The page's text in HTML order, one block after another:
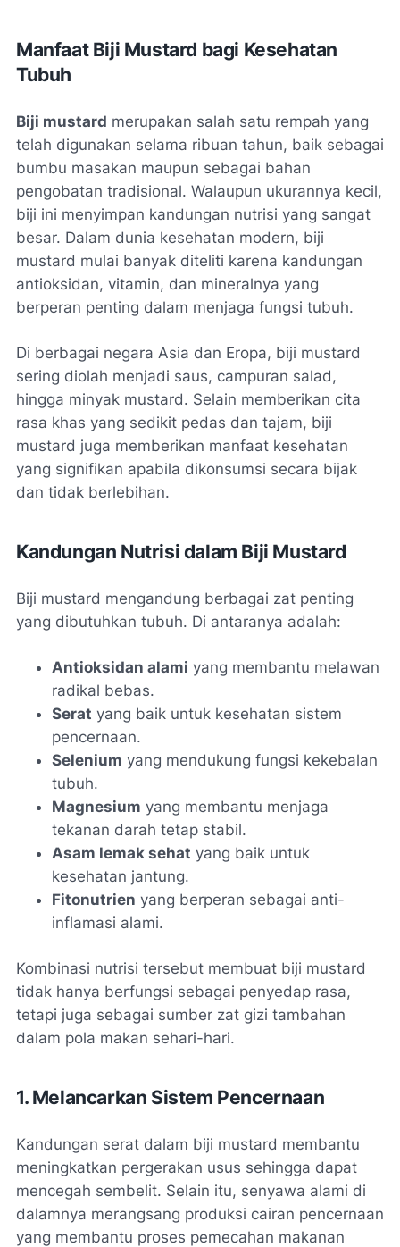
Manfaat Biji Mustard bagi Kesehatan
Tubuh
Biji mustard merupakan salah satu rempah yang
telah digunakan selama ribuan tahun, baik sebagai
bumbu masakan maupun sebagai bahan
pengobatan tradisional. Walaupun ukurannya kecil,
biji ini menyimpan kandungan nutrisi yang sangat
besar. Dalam dunia kesehatan modern, biji
mustard mulai banyak diteliti karena kandungan
antioksidan, vitamin, dan mineralnya yang
berperan penting dalam menjaga fungsi tubuh.
Di berbagai negara Asia dan Eropa, biji mustard
sering diolah menjadi saus, campuran salad,
hingga minyak mustard. Selain memberikan cita
rasa khas yang sedikit pedas dan tajam, biji
mustard juga memberikan manfaat kesehatan
yang signifikan apabila dikonsumsi secara bijak
dan tidak berlebihan.
Kandungan Nutrisi dalam Biji Mustard
Biji mustard mengandung berbagai zat penting
yang dibutuhkan tubuh. Di antaranya adalah:
Antioksidan alami yang membantu melawan
radikal bebas.
Serat yang baik untuk kesehatan sistem
pencernaan.
Selenium yang mendukung fungsi kekebalan
tubuh.
Magnesium yang membantu menjaga
tekanan darah tetap stabil.
Asam lemak sehat yang baik untuk
kesehatan jantung.
Fitonutrien yang berperan sebagai anti-
inflamasi alami.
Kombinasi nutrisi tersebut membuat biji mustard
tidak hanya berfungsi sebagai penyedap rasa,
tetapi juga sebagai sumber zat gizi tambahan
dalam pola makan sehari-hari.
1. Melancarkan Sistem Pencernaan
Kandungan serat dalam biji mustard membantu
meningkatkan pergerakan usus sehingga dapat
mencegah sembelit. Selain itu, senyawa alami di
dalamnya merangsang produksi cairan pencernaan
yang membantu proses pemecahan makanan